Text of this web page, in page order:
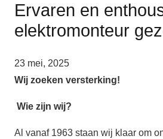
Ervaren en
elektromonteur
23 mei, 2025
Wij zoeken versterking!
Wie zijn wij?
Al vanaf 1963 staan wij klaar om